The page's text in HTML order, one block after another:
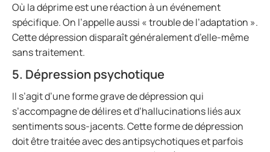
Où la déprime est une réaction à un événement
spécifique. On l’appelle aussi « trouble de l’adaptation ».
Cette dépression disparaît généralement d’elle-même
sans traitement.
5. Dépression psychotique
Il s’agit d’une forme grave de dépression qui
s’accompagne de délires et d’hallucinations liés aux
sentiments sous-jacents. Cette forme de dépression
doit être traitée avec des antipsychotiques et parfois